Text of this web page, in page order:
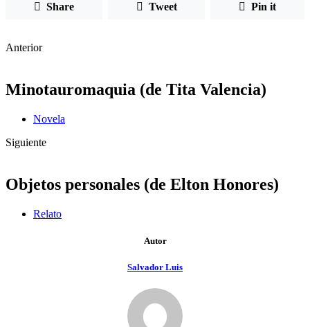
Share Tweet Pin it
Anterior
Minotauromaquia (de Tita Valencia)
Novela
Siguiente
Objetos personales (de Elton Honores)
Relato
Autor
Salvador Luis